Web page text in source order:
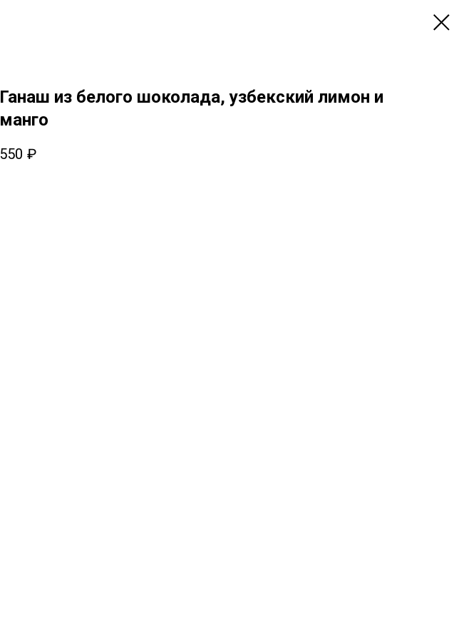
Ганаш из белого шоколада, узбекский лимон и
манго
550 ₽